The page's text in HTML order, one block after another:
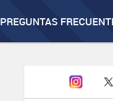
PREGUNTAS